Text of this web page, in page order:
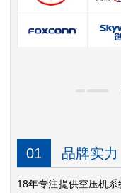
01 品牌实力
18年专注提供空压机